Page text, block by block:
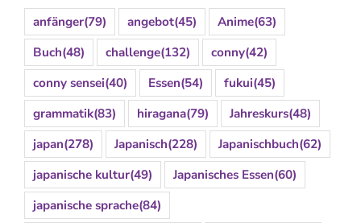
anfänger(79) angebot(45) Anime(63)
Buch(48) challenge(132) conny(42)
conny sensei(40) Essen(54) fukui(45)
grammatik(83) hiragana(79) Jahreskurs(48)
japan(278) Japanisch(228) Japanischbuch(62)
japanische kultur(49) Japanisches Essen(60)
japanische sprache(84)